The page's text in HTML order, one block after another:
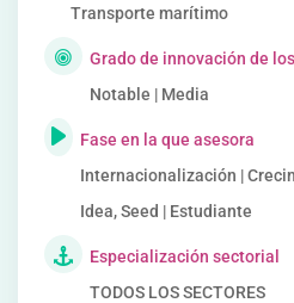
Transporte marítimo
Grado de innovación de
Notable | Media
Fase en la que asesora
Internacionalización |
Idea, Seed | Estudiante
Especialización sectorial
TODOS LOS SECTORES